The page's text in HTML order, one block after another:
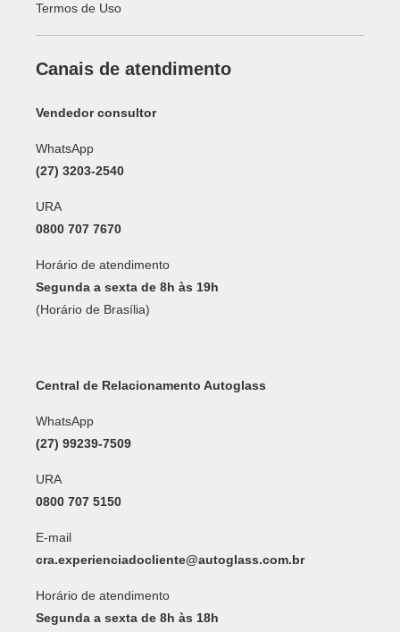
Termos de Uso
Canais de atendimento
Vendedor consultor
WhatsApp
(27) 3203-2540
URA
0800 707 7670
Horário de atendimento
Segunda a sexta de 8h às 19h
(Horário de Brasília)
Central de Relacionamento Autoglass
WhatsApp
(27) 99239-7509
URA
0800 707 5150
E-mail
cra.experienciadocliente@autoglass.com.br
Horário de atendimento
Segunda a sexta de 8h às 18h